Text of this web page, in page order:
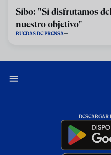
Sibo: "Si disfrutamos
nuestro objetivo"
RUEDAS DE PRENSA
DESCARGAR